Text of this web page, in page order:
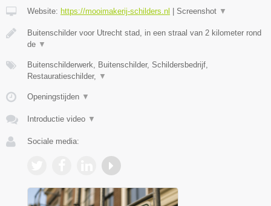
Website: https://mooimakerij-schilders.nl Screenshot ▼
Buitenschilder voor Utrecht stad, in een straal van 2 kilometer rond
de ▼
Buitenschilderwerk, Buitenschilder, Schildersbedrijf,
Restauratieschilder,
▼
Openingstijden ▼
Introductie video ▼
Sociale media: